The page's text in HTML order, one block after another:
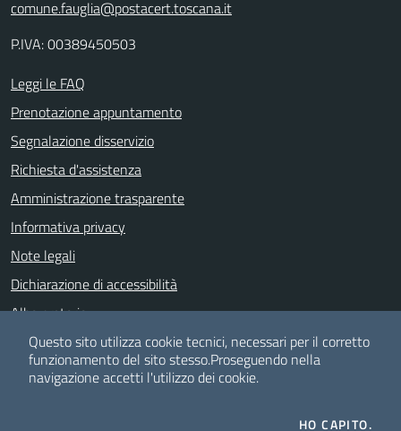
comune.fauglia@postacert.toscana.it
P.IVA: 00389450503
Leggi le FAQ
Prenotazione appuntamento
Segnalazione disservizio
Richiesta d'assistenza
Amministrazione trasparente
Informativa privacy
Note legali
Dichiarazione di accessibilità
Albo pretorio
Meccanismo di feedback
Questo sito utilizza cookie tecnici, necessari per il corretto
funzionamento del sito stesso.Proseguendo nella
navigazione accetti l'utilizzo dei cookie.
HO CAPITO.